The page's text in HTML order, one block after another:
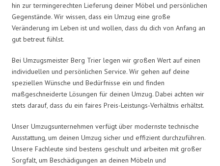
hin zur termingerechten Lieferung deiner Möbel und persönlichen
Gegenstände. Wir wissen, dass ein Umzug eine große
Veränderung im Leben ist und wollen, dass du dich von Anfang an
gut betreut fühlst.
Bei Umzugsmeister Berg Trier legen wir großen Wert auf einen
individuellen und persönlichen Service. Wir gehen auf deine
speziellen Wünsche und Bedürfnisse ein und finden
maßgeschneiderte Lösungen für deinen Umzug. Dabei achten wir
stets darauf, dass du ein faires Preis-Leistungs-Verhältnis erhältst.
Unser Umzugsunternehmen verfügt über modernste technische
Ausstattung, um deinen Umzug sicher und effizient durchzuführen.
Unsere Fachleute sind bestens geschult und arbeiten mit großer
Sorgfalt, um Beschädigungen an deinen Möbeln und